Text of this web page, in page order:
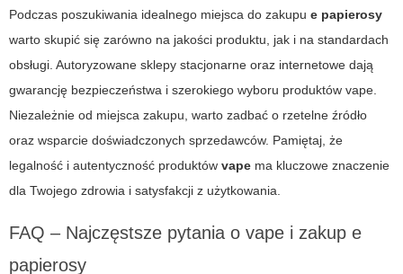
Podczas poszukiwania idealnego miejsca do zakupu e papierosy
warto skupić się zarówno na jakości produktu, jak i na standardach
obsługi. Autoryzowane sklepy stacjonarne oraz internetowe dają
gwarancję bezpieczeństwa i szerokiego wyboru produktów vape.
Niezależnie od miejsca zakupu, warto zadbać o rzetelne źródło
oraz wsparcie doświadczonych sprzedawców. Pamiętaj, że
legalność i autentyczność produktów vape ma kluczowe znaczenie
dla Twojego zdrowia i satysfakcji z użytkowania.
FAQ – Najczęstsze pytania o vape i zakup e
papierosy